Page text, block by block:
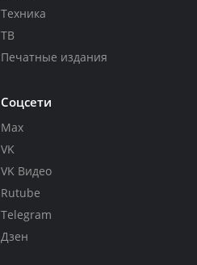
Техника
ТВ
Печатные издания
Соцсети
Max
VK
VK Видео
Rutube
Telegram
Дзен